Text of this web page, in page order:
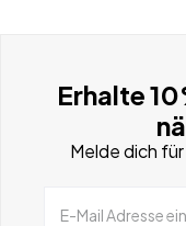
Erhalte
Melde dich
E-Mail Adresse